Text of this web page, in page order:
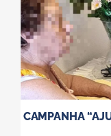
CAMPANHA